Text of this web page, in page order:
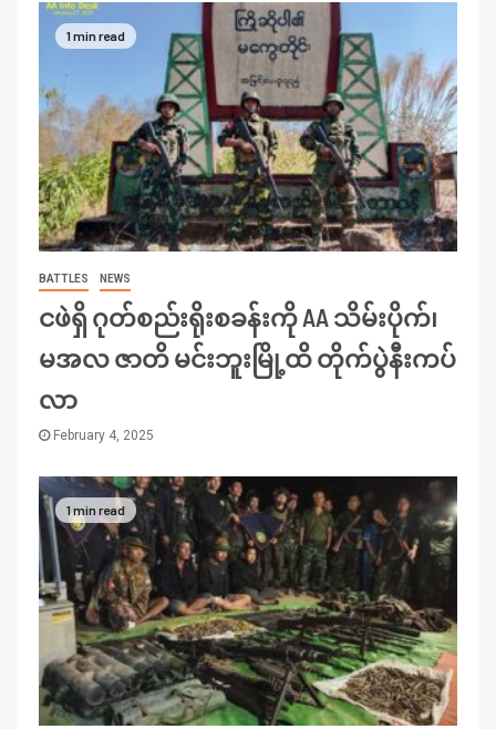
1 min read
BATTLES NEWS
ငဖဲရှိ ဂုတ်စည်းရိုးစခန်းကို AA သိမ်းပိုက်၊
မအလ ဇာတိ မင်းဘူးမြို့ထိ တိုက်ပွဲနီးကပ်
လာ
February 4, 2025
1 min read